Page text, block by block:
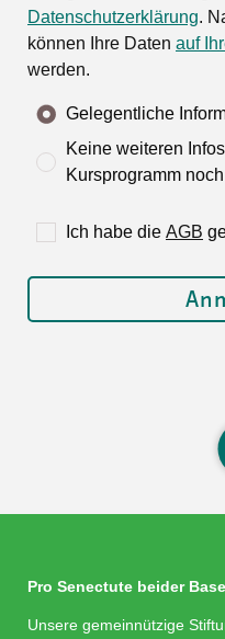
Datenschutzerklärung.
können Ihre Daten auf
werden.
Gelegentliche
Keine weiteren
Kursprogramm
Ich habe die AGB
Pro Senectute beider
Unsere gemeinnützige